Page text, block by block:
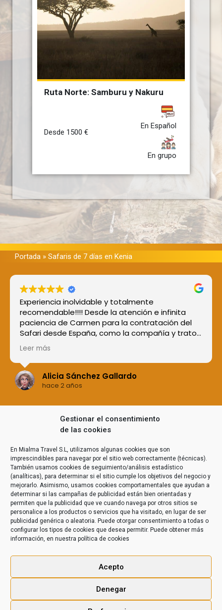
Gestionar el consentimiento
de las cookies
En Mialma Travel S.L, utilizamos algunas cookies que son
imprescindibles para navegar por el sitio web correctamente (técnicas).
También usamos cookies de seguimiento/análisis estadístico
(analíticas), para determinar si el sitio cumple los objetivos del negocio y
mejorarlo. Asimismo, usamos cookies comportamentales que ayudan a
determinar si las campañas de publicidad están bien orientadas y
permiten que la publicidad que ve cuando navega por otros sitios se
personalice a los productos o servicios que ha visitado, en lugar de ser
publicidad genérica o aleatoria. Puede otorgar consentimiento a todas o
configurar los tipos de cookies que desea permitir. Puede obtener más
información, en nuestra política de cookies
Acepto
Denegar
Ruta Norte: Samburu y Nakuru
Desde 1500 €
En Español
En grupo
Portada » Safaris de 7 días en Kenia
Experiencia inolvidable y totalmente
recomendable!!!! Desde la atención e infinita
paciencia de Carmen para la contratación del
Safari desde España, como la compañía y trato
de Richard, nuestro guía en esta aventura.
Tuvimos muchísima suerte con él, pues nos
acompañó en todo momento, estando siempre
muy atento del grupo, dándonos explicaciones
de todo lo que surgía. Gracias a su conocimiento
leones, leonas, búfalos, elefantes, leopardos,
hipopótamos, chimpancés y diferentes
primates. Hicimos el Safari por el parque nacional
ver los chimpancés. Una experiencia que no
olvidaré jamás. Gracias a Richard (nuestro guía)
y a Vincent (nuestro conductor). Os
recomendaremos sin dudarlo!! Gracias!!☺️☺️
Leer más
Alicia Sánchez Gallardo
hace 2 años